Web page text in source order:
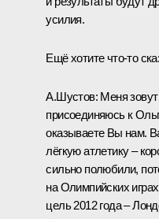
усилия.
Ещё хотите что‑то
А.Шустов: Меня
присоединяюсь к
оказываете Вы нам.
лёгкую атлетику –
сильно полюбили,
на Олимпийских
цель 2012 года –